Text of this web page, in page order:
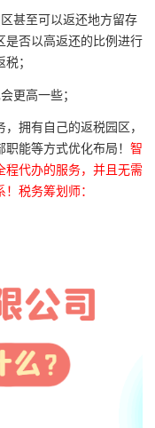
甚至可以返还地方留存
是否以高返还的比例进行
；
更高一些；
拥有自己的返税园区，
能等方式优化布局！ 智
程代办的服务，并且无需
税务筹划师：